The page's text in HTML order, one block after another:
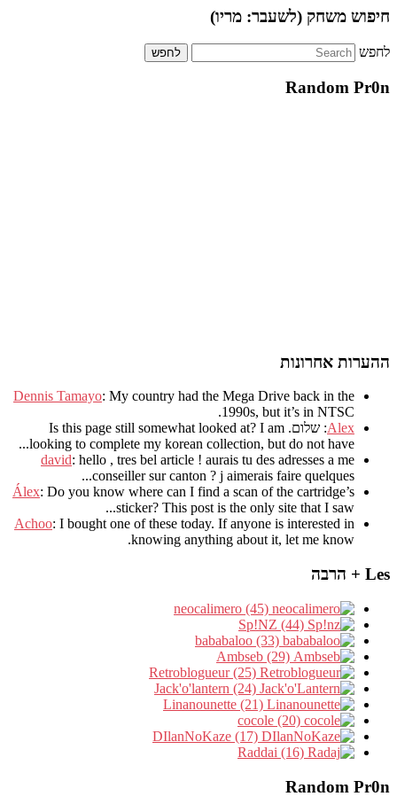
חיפוש משחק (לשעבר: מריו)
לחפש
Random Pr0n
ההערות אחרונות
Dennis Tamayo: My country had the Mega Drive back in the
1990s, but it’s in NTSC
.
Alex: שלום. Is this page still somewhat looked at? I am
looking to complete my korean collection, but do not have..
.
david: hello , tres bel article ! aurais tu des adresses a me
conseiller sur canton ? j aimerais faire quelques..
.
Álex: Do you know where can I find a scan of the cartridge’s
sticker? This post is the only site that I saw...
Achoo: I bought one of these today. If anyone is interested in
knowing anything about it, let me know.
Les + הרבה
Random Pr0n